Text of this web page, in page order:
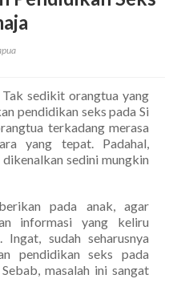
sedikit orangtua yang
pendidikan seks pada Si
terkadang merasa
yang tepat. Padahal,
sedini mungkin
pada anak, agar
informasi yang keliru
Ingat, sudah seharusnya
pendidikan seks pada
masalah ini sangat